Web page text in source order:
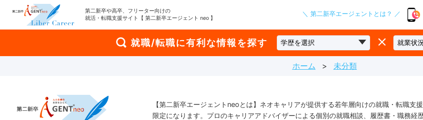
第二新卒や高卒、フリーター向けの
就活・転職支援サイト【 第二新卒エージェント neo 】
＼ 第二新卒エージェントとは？ ／
就職/転職に有利な情報を探す
ホーム 未分類
【第二新卒エージェントneoとは】ネオキャリアが提供する若年層向けの就職・転職
限定になります。プロのキャリアアドバイザーによる個別の就職相談、履歴書・職務